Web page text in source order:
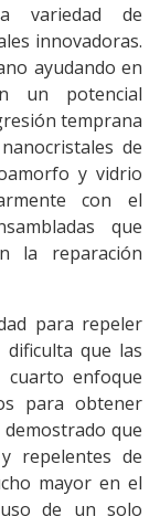
variedad de
innovadoras.
ayudando en
un potencial
temprana
de
y vidrio
con el
que
la reparación
para repeler
que las
enfoque
para obtener
que
repelentes de
mayor en el
de un solo